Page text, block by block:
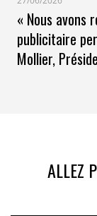
« Nous avons
publicitaire
Mollier,
ALLEZ